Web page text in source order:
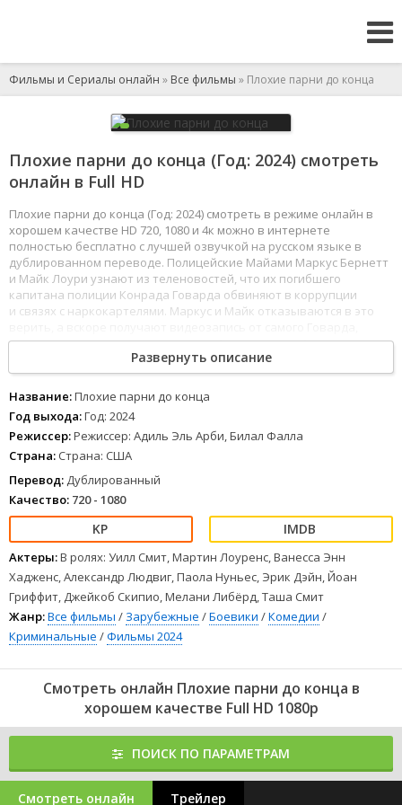
Фильмы и Сериалы онлайн » Все фильмы » Плохие парни до конца
Плохие парни до конца (Год: 2024) смотреть
онлайн в Full HD
Плохие парни до конца (Год: 2024) смотреть в режиме онлайн в
хорошем качестве HD 720, 1080 и 4к можно в интернете
полностью бесплатно с лучшей озвучкой на русском языке в
дублированном переводе. Полицейские Майами Маркус Бернетт
и Майк Лоури узнают из теленовостей, что их погибшего
капитана полиции Конрада Говарда обвиняют в коррупции
и связях с наркокартелями. Маркус и Майк отказываются в это
снятую им перед смертью, в которой он просит найти своих
убийц и восстановить его честное имя. Сделать это не
так просто, теперь охота объявлена на самих Бернетта и Лоури.
Парни вынуждены пуститься в бега.
Развернуть описание
Название:Плохие парни до конца
Год выхода:Год: 2024
Режиссер:Режиссер: Адиль Эль Арби, Билал Фалла
Страна: Страна: США
Перевод: Дублированный
Качество: 720 - 1080
Актеры:В ролях: Уилл Смит, Мартин Лоуренс, Ванесса Энн
Хадженс, Александр Людвиг, Паола Нуньес, Эрик Дэйн, Йоан
Гриффит, Джейкоб Скипио, Мелани Либёрд, Таша Смит
Жанр:Все фильмы / Зарубежные /Боевики /Комедии /
Криминальные /Фильмы 2024
Смотреть онлайн Плохие парни до конца в
хорошем качестве Full HD 1080p
ПОИСК ПО ПАРАМЕТРАМ
Смотреть онлайн Трейлер